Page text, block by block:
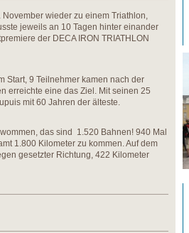
November wieder zu einem Triathlon,
jeweils an 10 Tagen hinter einander
der DECA IRON TRIATHLON
Start, 9 Teilnehmer kamen nach der
erreichte eine das Ziel. Mit seinen 25
mit 60 Jahren der älteste.
das sind 1.520 Bahnen! 940 Mal
1.800 Kilometer zu kommen. Auf dem
gesetzter Richtung, 422 Kilometer